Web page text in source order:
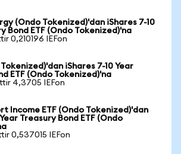
(Ondo Tokenized)'dan iShares 7-10
Bond ETF (Ondo Tokenized)'na
0,210196 IEFon
iShares 7-10 Year
ETF (Ondo Tokenized)'na
4,3705 IEFon
Income ETF (Ondo Tokenized)'dan
Treasury Bond ETF (Ondo
0,537015 IEFon